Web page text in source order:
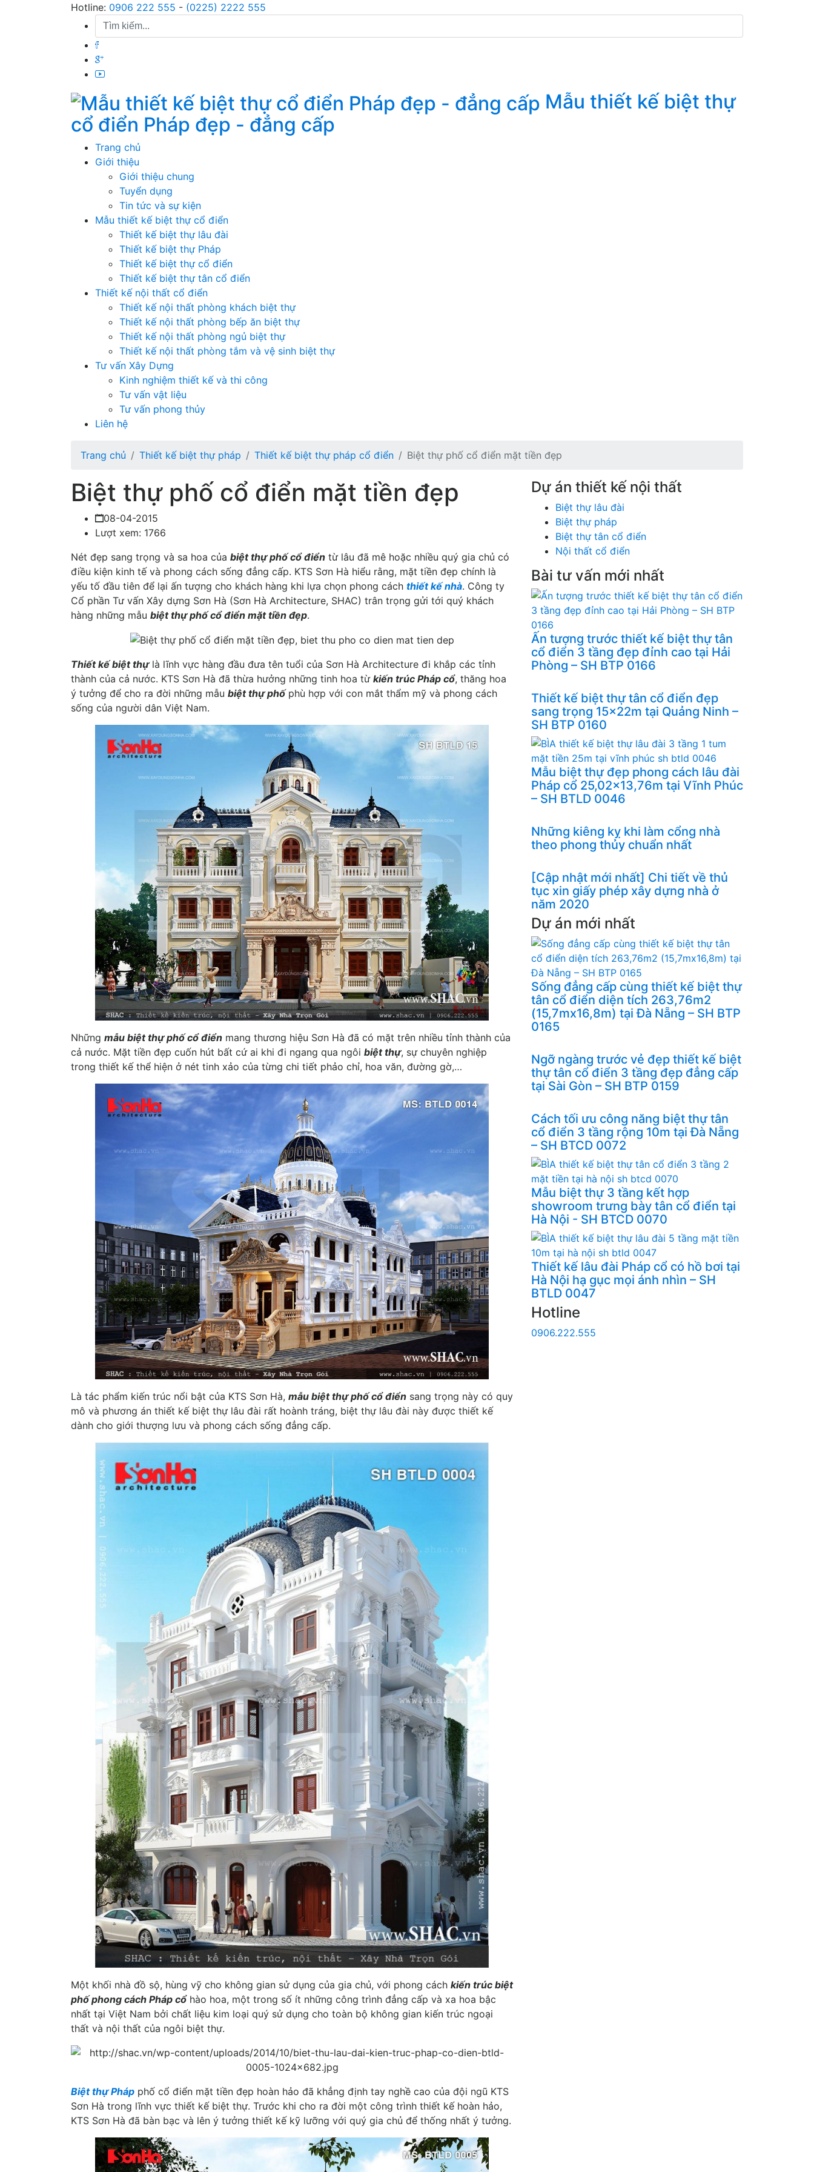
Hotline: 0906 222 555 - (0225) 2222 555
Mẫu thiết kế biệt thự
cổ điển Pháp đẹp - đẳng cấp
Trang chủ
Giới thiệu
Giới thiệu chung
Tuyển dụng
Tin tức và sự kiện
Mẫu thiết kế biệt thự cổ điển
Thiết kế biệt thự lâu đài
Thiết kế biệt thự Pháp
Thiết kế biệt thự cổ điển
Thiết kế biệt thự tân cổ điển
Thiết kế nội thất cổ điển
Thiết kế nội thất phòng khách biệt thự
Thiết kế nội thất phòng bếp ăn biệt thự
Thiết kế nội thất phòng ngủ biệt thự
Thiết kế nội thất phòng tắm và vệ sinh biệt thự
Tư vấn Xây Dựng
Kinh nghiệm thiết kế và thi công
Tư vấn vật liệu
Tư vấn phong thủy
Liên hệ
Trang chủ Thiết kế biệt thự pháp Thiết kế biệt thự pháp cổ điển Biệt thự phố cổ điển mặt tiền đẹp
Biệt thự phố cổ điển mặt tiền đẹp
08-04-2015
Lượt xem: 1766
Nét đẹp sang trọng và sa hoa của biệt thự phố cổ điển từ lâu đã mê hoặc nhiều quý gia chủ có
điều kiện kinh tế và phong cách sống đẳng cấp. KTS Sơn Hà hiểu rằng, mặt tiền đẹp chính là
yếu tố đầu tiên để lại ấn tượng cho khách hàng khi lựa chọn phong cách thiết kế nhà. Công ty
Cổ phần Tư vấn Xây dựng Sơn Hà (Sơn Hà Architecture, SHAC) trân trọng gửi tới quý khách
hàng những mẫu biệt thự phố cổ điển mặt tiền đẹp.
Thiết kế biệt thựlà lĩnh vực hàng đầu đưa tên tuổi của Sơn Hà Architecture đi khắp các tỉnh
thành của cả nước. KTS Sơn Hà đã thừa hưởng những tinh hoa từ kiến trúc Pháp cổ, thăng hoa
ý tưởng để cho ra đời những mẫu biệt thự phốphù hợp với con mắt thẩm mỹ và phong cách
sống của người dân Việt Nam.
Những mẫu biệt thự phố cổ điển mang thương hiệu Sơn Hà đã có mặt trên nhiều tỉnh thành của
cả nước. Mặt tiền đẹp cuốn hút bất cứ ai khi đi ngang qua ngôi biệt thự, sự chuyên nghiệp
trong thiết kế thể hiện ở nét tinh xảo của từng chi tiết phảo chỉ, hoa văn, đường gờ,…
Là tác phẩm kiến trúc nổi bật của KTS Sơn Hà, mẫu biệt thự phố cổ điển sang trọng này có quy
mô và phương án thiết kế biệt thự lâu đài rất hoành tráng, biệt thự lâu đài này được thiết kế
dành cho giới thượng lưu và phong cách sống đẳng cấp.
Một khối nhà đồ sộ, hùng vỹ cho không gian sử dụng của gia chủ, với phong cách kiến trúc biệt
phố phong cách Pháp cổhào hoa, một trong số ít những công trình đẳng cấp và xa hoa bậc
nhất tại Việt Nam bởi chất liệu kim loại quý sử dụng cho toàn bộ không gian kiến trúc ngoại
thất và nội thất của ngôi biệt thự.
Biệt thự Pháp phố cổ điển mặt tiền đẹp hoàn hảo đã khẳng định tay nghề cao của đội ngũ KTS
Sơn Hà trong lĩnh vực thiết kế biệt thự. Trước khi cho ra đời một công trình thiết kế hoàn hảo,
KTS Sơn Hà đã bàn bạc và lên ý tưởng thiết kế kỹ lưỡng với quý gia chủ để thống nhất ý tưởng.
Dự án thiết kế nội thất
Biệt thự lâu đài
Biệt thự pháp
Biệt thự tân cổ điển
Nội thất cổ điển
Bài tư vấn mới nhất
Ấn tượng trước thiết kế biệt thự tân
cổ điển 3 tầng đẹp đỉnh cao tại Hải
Phòng – SH BTP 0166
Thiết kế biệt thự tân cổ điển đẹp
sang trọng 15x22m tại Quảng Ninh –
SH BTP 0160
Mẫu biệt thự đẹp phong cách lâu đài
Pháp cổ 25,02x13,76m tại Vĩnh Phúc
– SH BTLD 0046
Những kiêng kỵ khi làm cổng nhà
theo phong thủy chuẩn nhất
[Cập nhật mới nhất] Chi tiết về thủ
tục xin giấy phép xây dựng nhà ở
năm 2020
Dự án mới nhất
Sống đẳng cấp cùng thiết kế biệt thự
tân cổ điển diện tích 263,76m2
(15,7mx16,8m) tại Đà Nẵng – SH BTP
0165
Ngỡ ngàng trước vẻ đẹp thiết kế biệt
thự tân cổ điển 3 tầng đẹp đẳng cấp
tại Sài Gòn – SH BTP 0159
Cách tối ưu công năng biệt thự tân
cổ điển 3 tầng rộng 10m tại Đà Nẵng
– SH BTCD 0072
Mẫu biệt thự 3 tầng kết hợp
showroom trưng bày tân cổ điển tại
Hà Nội - SH BTCD 0070
Thiết kế lâu đài Pháp cổ có hồ bơi tại
Hà Nội hạ gục mọi ánh nhìn – SH
BTLD 0047
Hotline
0906.222.555